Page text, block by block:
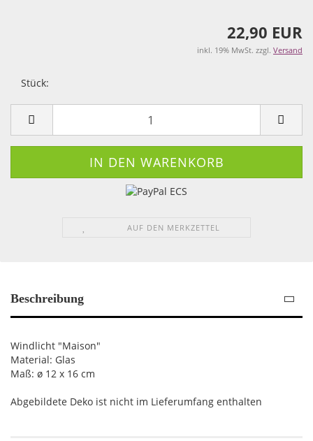
22,90 EUR
inkl. 19% MwSt. zzgl. Versand
Stück:
AUF DEN MERKZETTEL
Beschreibung
Windlicht "Maison"
Material: Glas
Maß: ø 12 x 16 cm
Abgebildete Deko ist nicht im Lieferumfang enthalten